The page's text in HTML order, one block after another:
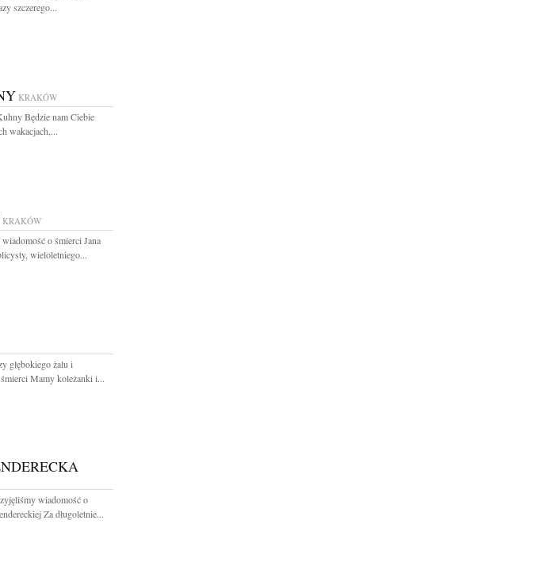
szczerego...
KRAKÓW
Będzie nam Ciebie
wakacjach,...
KRAKÓW
o śmierci Jana
wieloletniego...
głębokiego żalu i
Mamy koleżanki i...
wiadomość o
Za długoletnie...